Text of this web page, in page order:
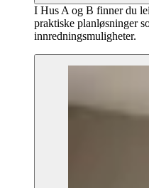
I Hus A og B finner du
praktiske planløsninger
innredningsmuligheter.